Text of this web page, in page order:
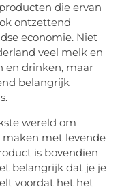
die ervan
ontzettend
economie. Niet
veel melk en
en drinken, maar
belangrijk
wereld om
maken met levende
is bovendien
belangrijk dat je je
voordat het het